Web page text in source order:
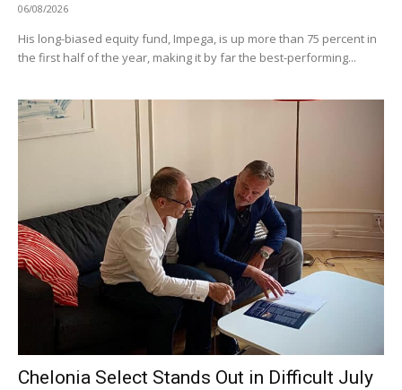
06/08/2026
His long-biased equity fund, Impega, is up more than 75 percent in
the first half of the year, making it by far the best-performing...
Chelonia Select Stands Out in Difficult July